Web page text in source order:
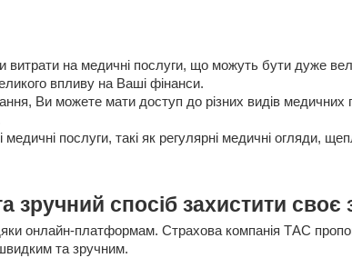
витрати на медичні послуги, що можуть бути дуже
впливу на Ваші фінанси.
Ви можете мати доступ до різних видів медичних
послуги, такі як регулярні медичні огляди,
спосіб захистити своє
онлайн-платформам. Страхова компанія ТАС
та зручним.